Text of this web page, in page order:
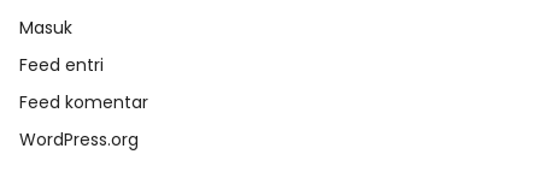
Masuk
Feed entri
Feed komentar
WordPress.org